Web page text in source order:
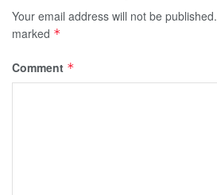
Your email address will not be published.
marked *
Comment *